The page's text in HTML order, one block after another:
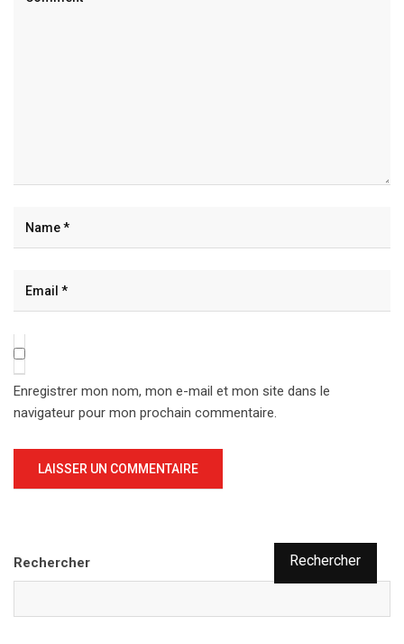
Enregistrer mon nom, mon e-mail et mon site dans le
navigateur pour mon prochain commentaire.
Rechercher Rechercher